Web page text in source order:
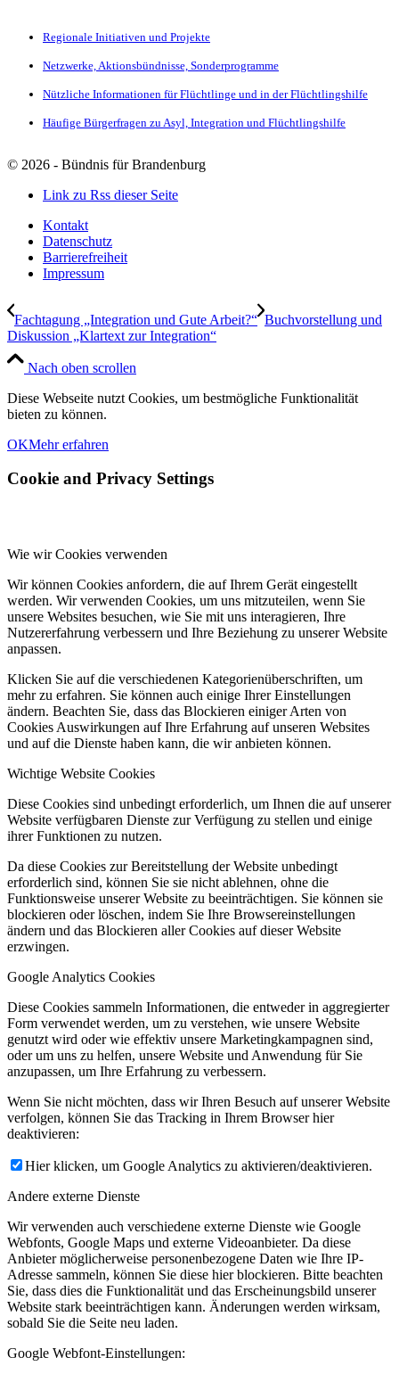
Regionale Initiativen und Projekte
Netzwerke, Aktionsbündnisse, Sonderprogramme
Nützliche Informationen für Flüchtlinge und in der Flüchtlingshilfe
Häufige Bürgerfragen zu Asyl, Integration und Flüchtlingshilfe
© 2026 - Bündnis für Brandenburg
Link zu Rss dieser Seite
Kontakt
Datenschutz
Barrierefreiheit
Impressum
Fachtagung „Integration und Gute Arbeit?“ Buchvorstellung und
Diskussion „Klartext zur Integration“
Nach oben scrollen
Diese Webseite nutzt Cookies, um bestmögliche Funktionalität
bieten zu können.
OKMehr erfahren
Cookie and Privacy Settings
Wie wir Cookies verwenden
Wir können Cookies anfordern, die auf Ihrem Gerät eingestellt
werden. Wir verwenden Cookies, um uns mitzuteilen, wenn Sie
unsere Websites besuchen, wie Sie mit uns interagieren, Ihre
Nutzererfahrung verbessern und Ihre Beziehung zu unserer Website
anpassen.
Klicken Sie auf die verschiedenen Kategorienüberschriften, um
mehr zu erfahren. Sie können auch einige Ihrer Einstellungen
ändern. Beachten Sie, dass das Blockieren einiger Arten von
Cookies Auswirkungen auf Ihre Erfahrung auf unseren Websites
und auf die Dienste haben kann, die wir anbieten können.
Wichtige Website Cookies
Diese Cookies sind unbedingt erforderlich, um Ihnen die auf unserer
Website verfügbaren Dienste zur Verfügung zu stellen und einige
ihrer Funktionen zu nutzen.
Da diese Cookies zur Bereitstellung der Website unbedingt
erforderlich sind, können Sie sie nicht ablehnen, ohne die
Funktionsweise unserer Website zu beeinträchtigen. Sie können sie
blockieren oder löschen, indem Sie Ihre Browsereinstellungen
ändern und das Blockieren aller Cookies auf dieser Website
erzwingen.
Google Analytics Cookies
Diese Cookies sammeln Informationen, die entweder in aggregierter
Form verwendet werden, um zu verstehen, wie unsere Website
genutzt wird oder wie effektiv unsere Marketingkampagnen sind,
oder um uns zu helfen, unsere Website und Anwendung für Sie
anzupassen, um Ihre Erfahrung zu verbessern.
Wenn Sie nicht möchten, dass wir Ihren Besuch auf unserer Website
verfolgen, können Sie das Tracking in Ihrem Browser hier
deaktivieren:
Hier klicken, um Google Analytics zu aktivieren/deaktivieren.
Andere externe Dienste
Wir verwenden auch verschiedene externe Dienste wie Google
Webfonts, Google Maps und externe Videoanbieter. Da diese
Anbieter möglicherweise personenbezogene Daten wie Ihre IP-
Adresse sammeln, können Sie diese hier blockieren. Bitte beachten
Sie, dass dies die Funktionalität und das Erscheinungsbild unserer
Website stark beeinträchtigen kann. Änderungen werden wirksam,
sobald Sie die Seite neu laden.
Google Webfont-Einstellungen: